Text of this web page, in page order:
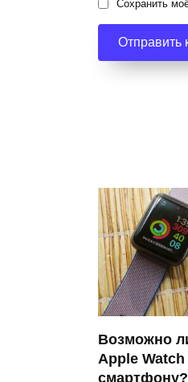
Сохранить
Возможно
Apple
смартфону?